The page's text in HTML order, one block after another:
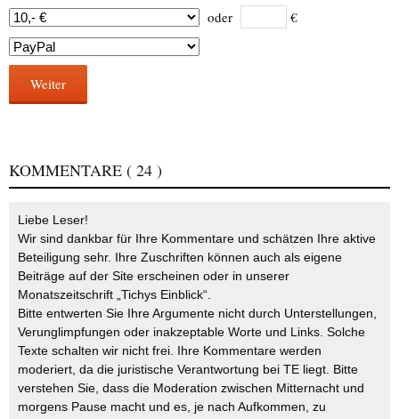
oder €
Weiter
KOMMENTARE ( 24 )
Liebe Leser!
Wir sind dankbar für Ihre Kommentare und schätzen Ihre aktive
Beteiligung sehr. Ihre Zuschriften können auch als eigene
Beiträge auf der Site erscheinen oder in unserer
Monatszeitschrift „Tichys Einblick“.
Bitte entwerten Sie Ihre Argumente nicht durch Unterstellungen,
Verunglimpfungen oder inakzeptable Worte und Links. Solche
Texte schalten wir nicht frei. Ihre Kommentare werden
moderiert, da die juristische Verantwortung bei TE liegt. Bitte
verstehen Sie, dass die Moderation zwischen Mitternacht und
morgens Pause macht und es, je nach Aufkommen, zu